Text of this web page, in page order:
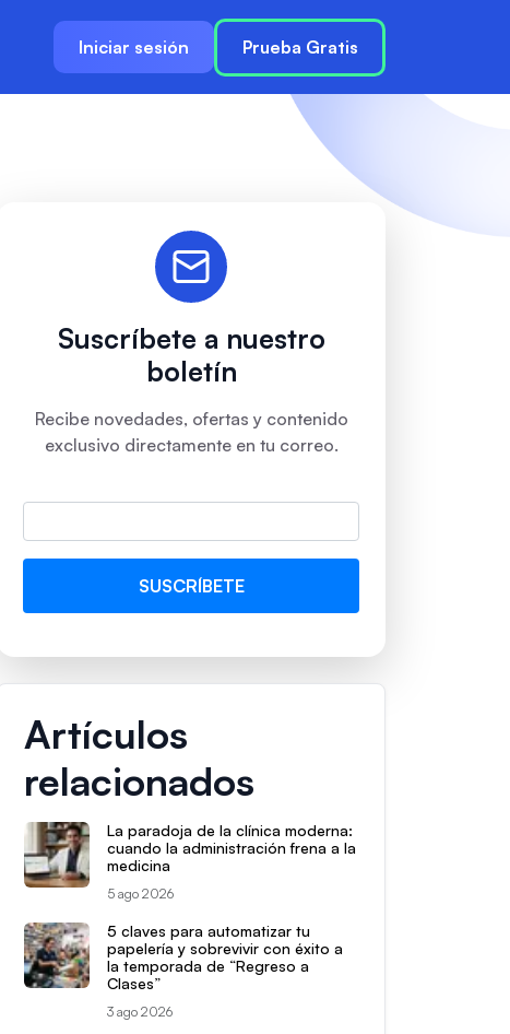
Iniciar sesión Prueba Gratis
Suscríbete a nuestro
boletín
Recibe novedades, ofertas y contenido
exclusivo directamente en tu correo.
Artículos
relacionados
La paradoja de la clínica moderna:
cuando la administración frena a la
medicina
5 ago 2026
5 claves para automatizar tu
papelería y sobrevivir con éxito a
la temporada de “Regreso a
Clases”
3 ago 2026